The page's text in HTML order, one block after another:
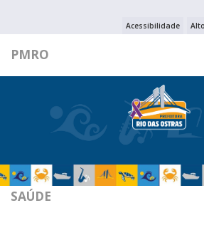
Acessibilidade
PMRO
PESQUISAR NO
PESQUISAR
SAÚDE